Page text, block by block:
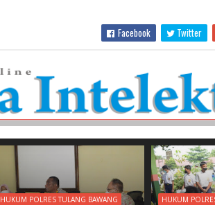
Facebook Twitter
HUKUM POLRES TULANG BAWANG HUKUM